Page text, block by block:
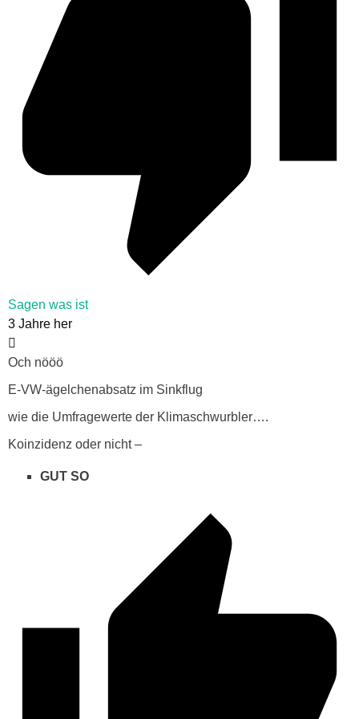
Sagen was ist
3 Jahre her
Och nööö
E-VW-ägelchenabsatz im Sinkflug
wie die Umfragewerte der Klimaschwurbler….
Koinzidenz oder nicht –
GUT SO